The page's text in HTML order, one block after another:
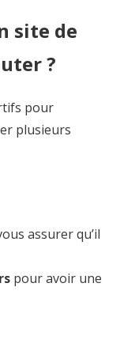
site de
?
pour
plusieurs
assurer qu’il
pour avoir une